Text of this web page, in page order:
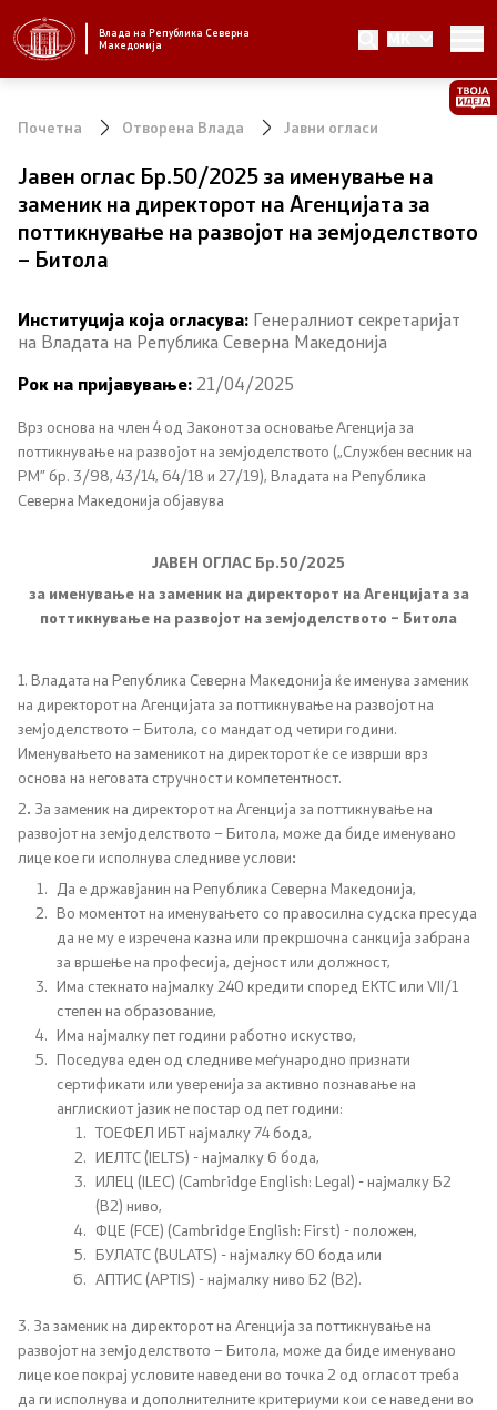
Влада на Република Северна
Македонија
MK
Стратешки приоритети и програма
Завршени планови
Стратешки план на Генералниот секретаријат
Национални стратегии
Влада
Претседател на Владата
Канцеларија на Претседателот на Владата
Заменици на Претседателот на Владата
Состав на Владата
Министерства
СОЗР
Комисии
Органи во состав
Национални координатори
Генерален Секретаријат
Односи со јавност
Канцеларија на портпарол
Медија центар
Отворена Влада
Отчетност
Финансии
Сервисни информации
Почетна Отворена Влада Јавни огласи
Јавен оглас Бр.50/2025 за именување на
заменик на директорот на Агенцијата за
поттикнување на развојот на земјоделството
– Битола
Институција која огласува: Генералниот секретаријат
на Владата на Република Северна Македонија
Рок на пријавување: 21/04/2025
Врз основа на член 4 од Законот за основање Агенција за
поттикнување на развојот на земјоделството („Службен весник на
РМ” бр. 3/98, 43/14, 64/18 и 27/19), Владата на Република
Северна Македонија објавува
ЈАВЕН ОГЛАС Бр.50/2025
за именување на заменик на директорот наАгенцијата за
поттикнување на развојот на земјоделството – Битола
1. Владата на Република Северна Македонија ќе именува заменик
на директорот на Агенцијата за поттикнување на развојот на
земјоделството – Битола, со мандат од четири години.
Именувањето на заменикот на директорот ќе се изврши врз
основа на неговата стручност и компетентност.
2. За заменик на директорот на Агенција за поттикнување на
развојот на земјоделството – Битола, може да биде именувано
лице кое ги исполнува следниве услови:
Да е државјанин на Република Северна Македонија,
Во моментот на именувањето со правосилна судска пресуда
да не му е изречена казна или прекршочна санкција забрана
за вршење на професија, дејност или должност,
Има стекнато најмалку 240 кредити според ЕКТС или VII/1
степен на образование,
Има најмалку пет години работно искуство,
Поседува еден од следниве меѓународно признати
сертификати или уверенија за активно познавање на
англискиот јазик не постар од пет години:
ТОЕФЕЛ ИБТ најмалку 74 бода,
ИЕЛТС (IELTS) - најмалку 6 бода,
ИЛЕЦ (ILEC) (Cambridge English: Legal) - најмалку Б2
(B2) ниво,
ФЦЕ (FCE) (Cambridge English: First) - положен,
БУЛАТС (BULATS) - најмалку 60 бода или
АПТИС (АPTIS) - најмалку ниво Б2 (B2).
3. За заменик на директорот на Агенција за поттикнување на
развојот на земјоделството – Битола, може да биде именувано
лице кое покрај условите наведени во точка 2 од огласот треба
да ги исполнува и дополнителните критериуми кои се наведени во